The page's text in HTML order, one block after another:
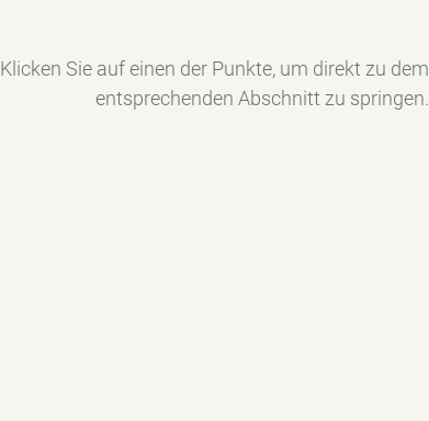
Klicken Sie auf einen der Punkte, um direkt zu dem
entsprechenden Abschnitt zu springen.